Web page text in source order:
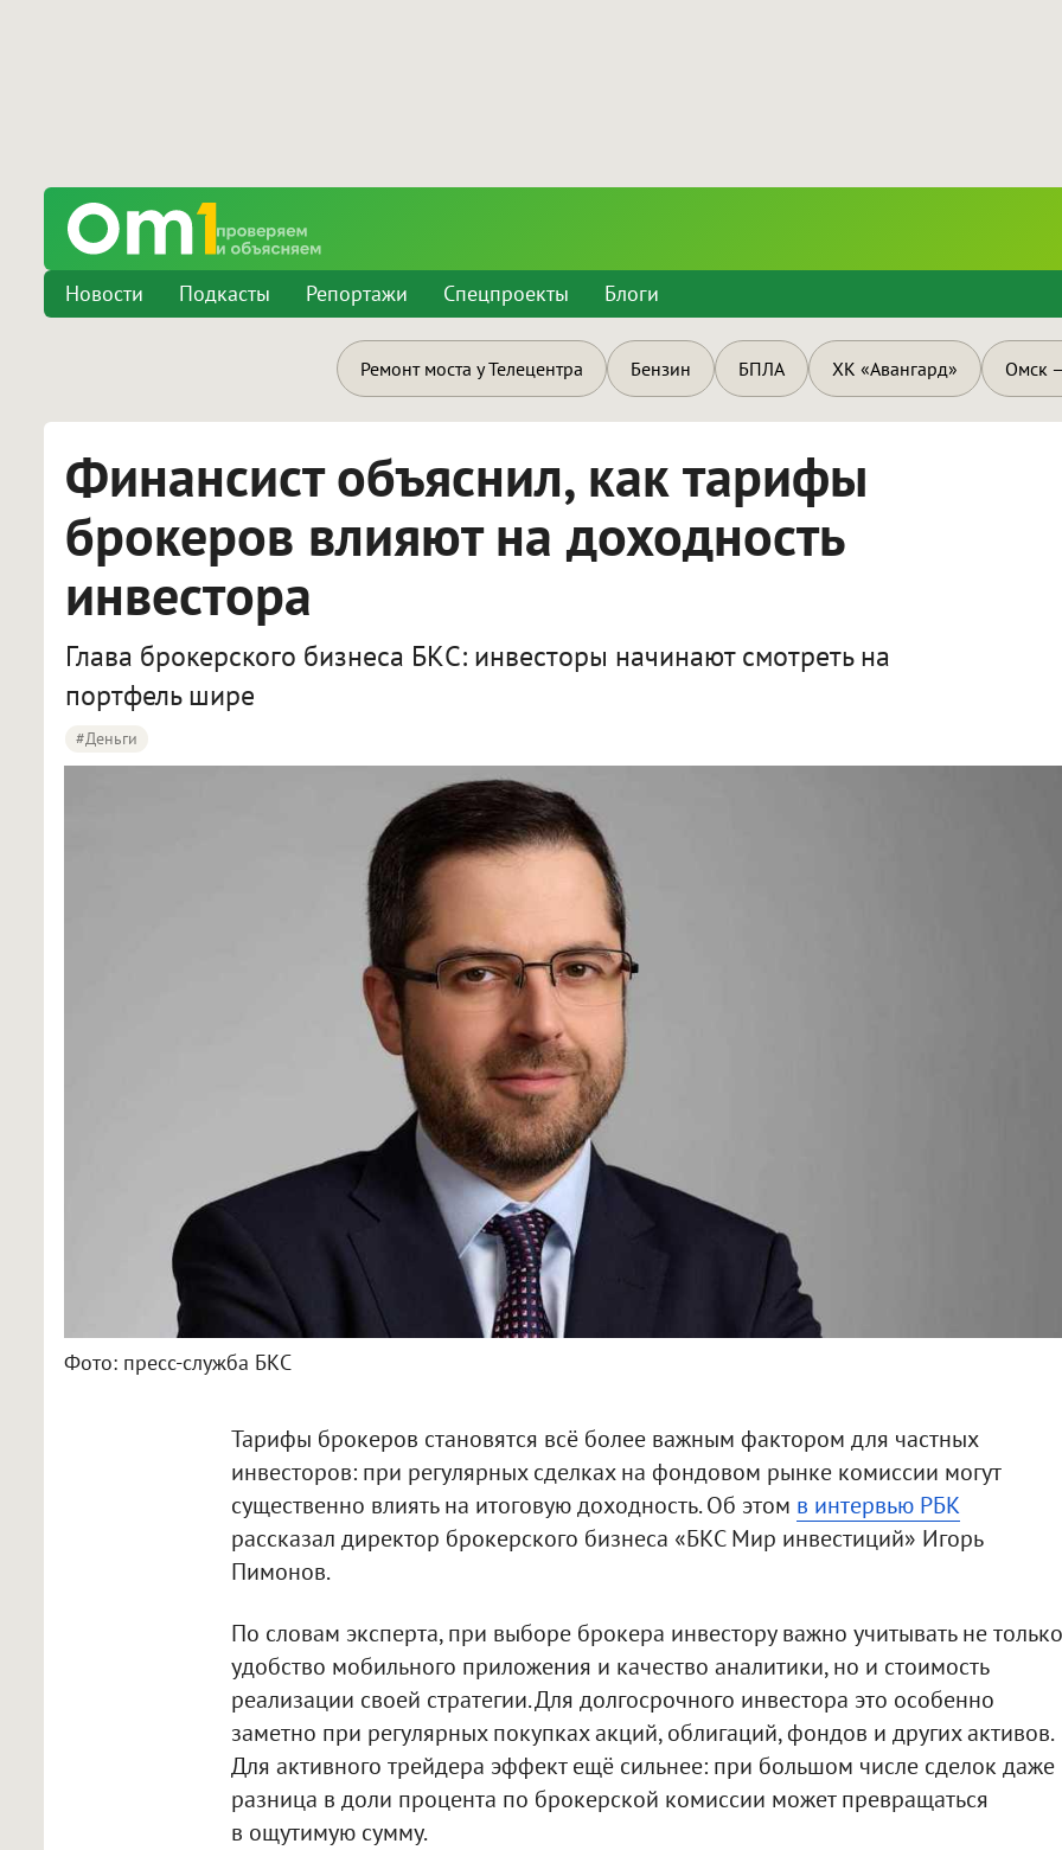
Новости Подкасты Репортажи Спецпроекты Блоги
Ремонт моста у Телецентра Бензин БПЛА ХК «Авангард» Омск
Финансист объяснил, как тарифы
брокеров влияют на доходность
инвестора
Глава брокерского бизнеса БКС: инвесторы начинают смотреть на
портфель шире
#деньги
Фото: пресс-служба БКС
Тарифы брокеров становятся всё более важным фактором для частных
инвесторов: при регулярных сделках на фондовом рынке комиссии могут
существенно влиять на итоговую доходность. Об этом в интервью РБК
рассказал директор брокерского бизнеса «БКС Мир инвестиций» Игорь
Пимонов.
По словам эксперта, при выборе брокера инвестору важно учитывать не только
удобство мобильного приложения и качество аналитики, но и стоимость
реализации своей стратегии. Для долгосрочного инвестора это особенно
заметно при регулярных покупках акций, облигаций, фондов и других активов.
Для активного трейдера эффект ещё сильнее: при большом числе сделок даже
разница в доли процента по брокерской комиссии может превращаться
в ощутимую сумму.